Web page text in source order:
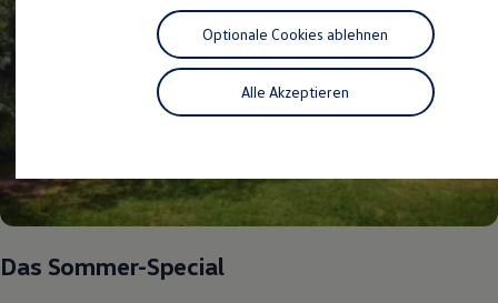
Ladezeitensimulator
Ladelösungen für Privatkunden
Ladelösungen für Gewerbekunden
Wallbox und Ladekabel
Bidirektionales Laden
Förderung & Kosten der Elektrofahrzeuge
Kostensimulator
Autonomes Fahren
Mehr zum ID. Buzz
California Welt
California Club
Das Sommer-Special
Alle Akzeptieren
Optionale Cookies ablehnen